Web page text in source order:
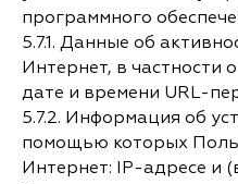
программного
5.7.1. Данные об
Интернет, в частности
дате и времени URL-
5.7.2. Информация об
помощью которых
Интернет: IP-адресе и